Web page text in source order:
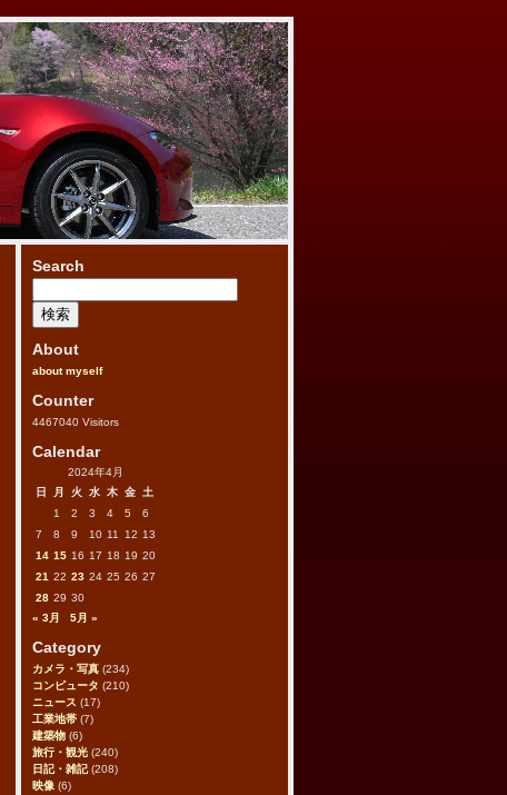
Search
索:
About
about myself
Counter
4467040 Visitors
Calendar
2024年4月
日
月 火 水 木 金
土
1
2 3 4 5
6
7
8 9 10 11 12 13
14 15 16 17 18 19 20
21 22 23 24 25 26 27
28 29 30
« 3月
5月 »
Category
カメラ・写真 (234)
コンピュータ (210)
ニュース (17)
工業地帯 (7)
建築物 (6)
旅行・観光 (240)
日記・雑記(208)
映像 (6)